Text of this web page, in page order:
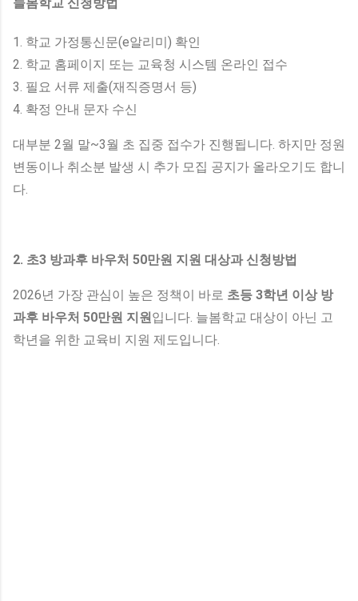
1. 학교 가정통신문(e알리미) 확인
2. 학교 홈페이지 또는 교육청 시스템 온라인 접수
3. 필요 서류 제출(재직증명서 등)
4. 확정 안내 문자 수신
대부분 2월 말~3월 초 집중 접수가 진행됩니다. 하지만 정원
변동이나 취소분 발생 시 추가 모집 공지가 올라오기도 합니
다.
2. 초3 방과후 바우처 50만원 지원 대상과 신청방법
2026년 가장 관심이 높은 정책이 바로 초등 3학년 이상 방
과후 바우처 50만원 지원입니다. 늘봄학교 대상이 아닌 고
학년을 위한 교육비 지원 제도입니다.